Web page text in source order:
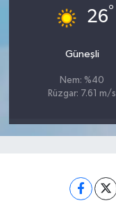
26°
Güneşli
Nem: %40
Rüzgar: 7.61 m/s